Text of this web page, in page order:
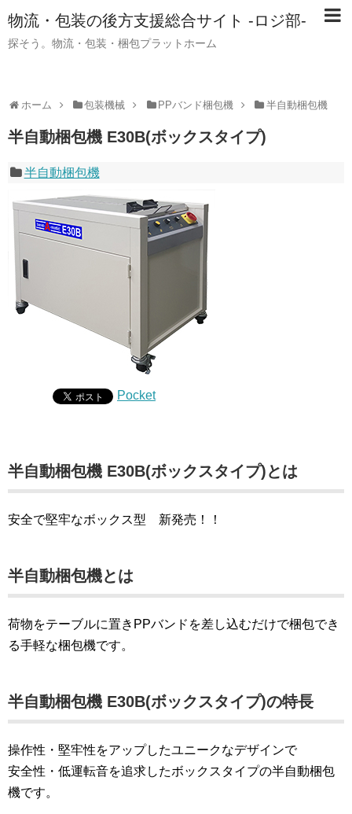
物流・包装の後方支援総合サイト -ロジ部-
探そう。物流・包装・梱包プラットホーム
ホーム 包装機械 PPバンド梱包機 半自動梱包機
半自動梱包機 E30B(ボックスタイプ)
半自動梱包機
Pocket
半自動梱包機 E30B(ボックスタイプ)とは
安全で堅牢なボックス型 新発売！！
半自動梱包機とは
荷物をテーブルに置きPPバンドを差し込むだけで梱包でき
る手軽な梱包機です。
半自動梱包機 E30B(ボックスタイプ)の特長
操作性・堅牢性をアップしたユニークなデザインで
安全性・低運転音を追求したボックスタイプの半自動梱包
機です。